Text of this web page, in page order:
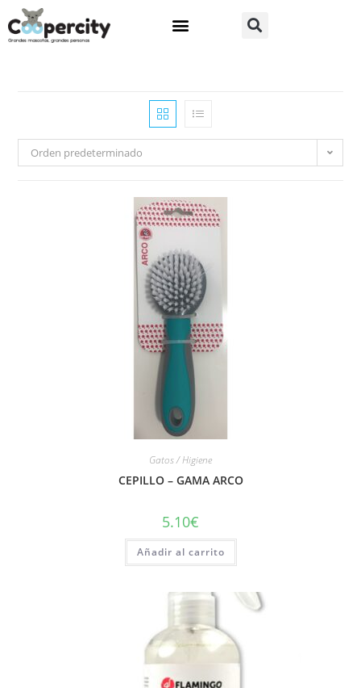
Orden predeterminado
Gatos / Higiene
CEPILLO – GAMA ARCO
5.10€
Añadir al carrito